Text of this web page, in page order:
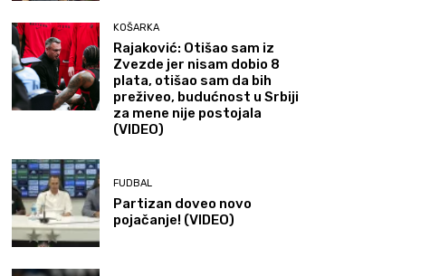
KOŠARKA
Rajaković: Otišao sam iz
Zvezde jer nisam dobio 8
plata, otišao sam da bih
preživeo, budućnost u Srbiji
za mene nije postojala
(VIDEO)
FUDBAL
Partizan doveo novo
pojačanje! (VIDEO)